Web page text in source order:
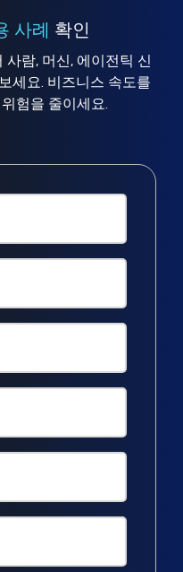
사례 확인
람, 머신, 에이전틱 신
세요. 비즈니스 속도를
험을 줄이세요.